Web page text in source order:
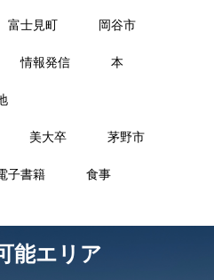
富士見町 岡谷市
情報発信 本
美大卒 茅野市
子書籍 食事
能エリア